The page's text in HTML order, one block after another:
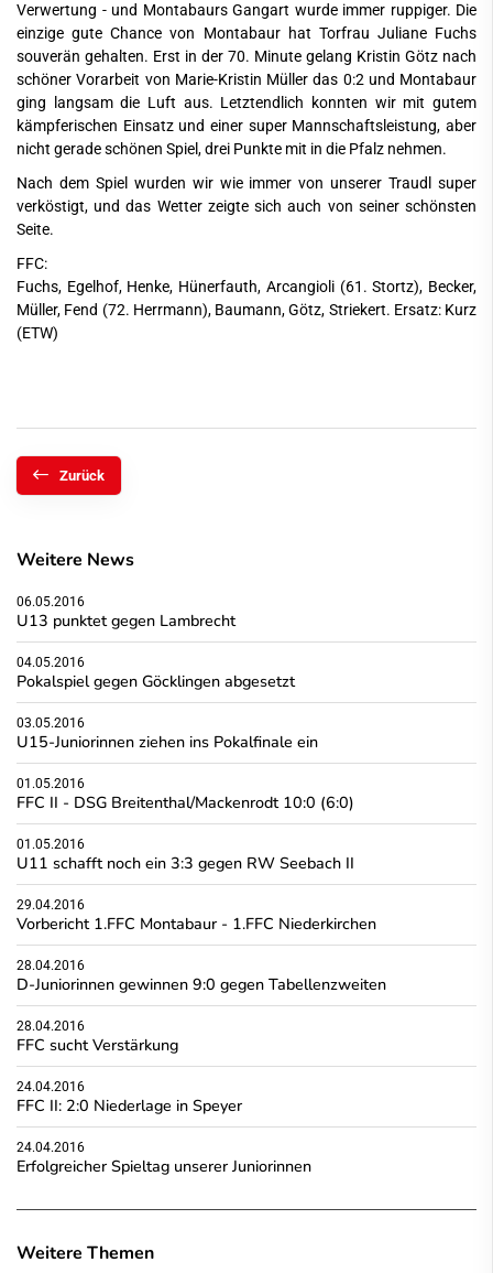
Verwertung - und Montabaurs Gangart wurde immer ruppiger. Die
einzige gute Chance von Montabaur hat Torfrau Juliane Fuchs
souverän gehalten. Erst in der 70. Minute gelang Kristin Götz nach
schöner Vorarbeit von Marie-Kristin Müller das 0:2 und Montabaur
ging langsam die Luft aus. Letztendlich konnten wir mit gutem
kämpferischen Einsatz und einer super Mannschaftsleistung, aber
nicht gerade schönen Spiel, drei Punkte mit in die Pfalz nehmen.
Nach dem Spiel wurden wir wie immer von unserer Traudl super
verköstigt, und das Wetter zeigte sich auch von seiner schönsten
Seite.
FFC:
Fuchs, Egelhof, Henke, Hünerfauth, Arcangioli (61. Stortz), Becker,
Müller, Fend (72. Herrmann), Baumann, Götz, Striekert. Ersatz: Kurz
(ETW)
Zurück
Weitere News
06.05.2016
U13 punktet gegen Lambrecht
04.05.2016
Pokalspiel gegen Göcklingen abgesetzt
03.05.2016
U15-Juniorinnen ziehen ins Pokalfinale ein
01.05.2016
FFC II - DSG Breitenthal/Mackenrodt 10:0 (6:0)
01.05.2016
U11 schafft noch ein 3:3 gegen RW Seebach II
29.04.2016
Vorbericht 1.FFC Montabaur - 1.FFC Niederkirchen
28.04.2016
D-Juniorinnen gewinnen 9:0 gegen Tabellenzweiten
28.04.2016
FFC sucht Verstärkung
24.04.2016
FFC II: 2:0 Niederlage in Speyer
24.04.2016
Erfolgreicher Spieltag unserer Juniorinnen
Weitere Themen